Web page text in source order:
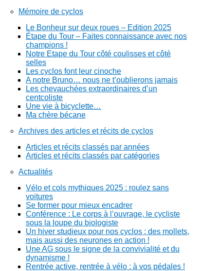
Mémoire de cyclos
Le Bonheur sur deux roues – Edition 2025
Étape du Tour – Faites connaissance avec nos
champions !
Notre Etape du Tour côté coulisses et côté
selles
Les cyclos font leur cinoche
A notre Bruno… nous ne t’oublierons jamais
Les chevauchées extraordinaires d’un
centcoliste
Une vie à bicyclette…
Ma chère bécane
Archives des articles et récits de cyclos
Articles et récits classés par années
Articles et récits classés par catégories
Actualités
Vélo et cols mythiques 2025 : roulez sans
voitures
Se former pour mieux encadrer
Conférence : Le corps à l’ouvrage, le cycliste
sous la loupe du biologiste
Un hiver studieux pour nos cyclos : des mollets,
mais aussi des neurones en action !
Une AG sous le signe de la convivialité et du
dynamisme !
Rentrée active, rentrée à vélo : à vos pédales !